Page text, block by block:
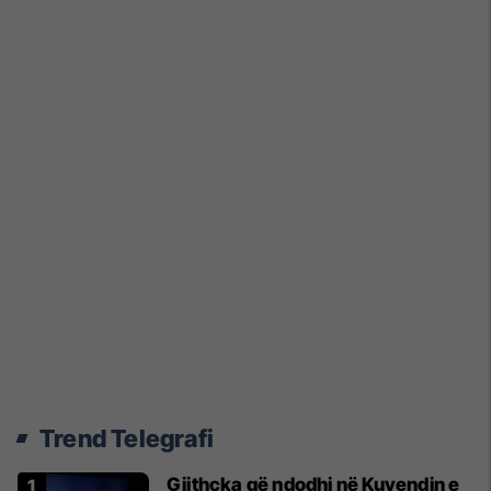
Trend Telegrafi
Gjithçka që ndodhi në Kuvendin e